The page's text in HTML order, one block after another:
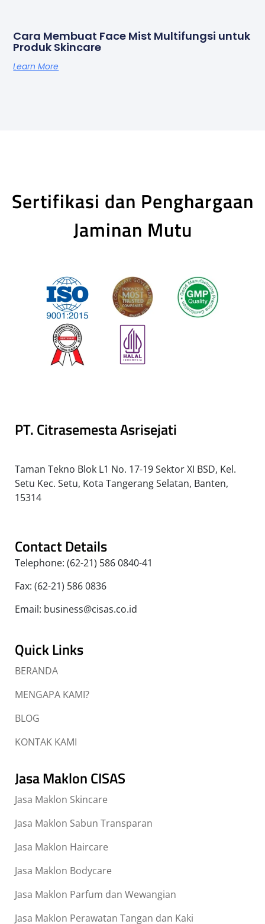
Cara Membuat Face Mist Multifungsi untuk
Produk Skincare
Learn More
Sertifikasi dan Penghargaan
Jaminan Mutu
PT. Citrasemesta Asrisejati
Taman Tekno Blok L1 No. 17-19 Sektor XI BSD, Kel.
Setu Kec. Setu, Kota Tangerang Selatan, Banten,
15314
Contact Details
Telephone: (62-21) 586 0840-41
Fax: (62-21) 586 0836
Email: business@cisas.co.id
Quick Links
BERANDA
MENGAPA KAMI?
BLOG
KONTAK KAMI
Jasa Maklon CISAS
Jasa Maklon Skincare
Jasa Maklon Sabun Transparan
Jasa Maklon Haircare
Jasa Maklon Bodycare
Jasa Maklon Parfum dan Wewangian
Jasa Maklon Perawatan Tangan dan Kaki